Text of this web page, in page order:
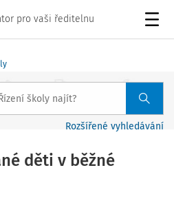
pro vaši ředitelnu
Rozšířené vyhledávání
děti v běžné